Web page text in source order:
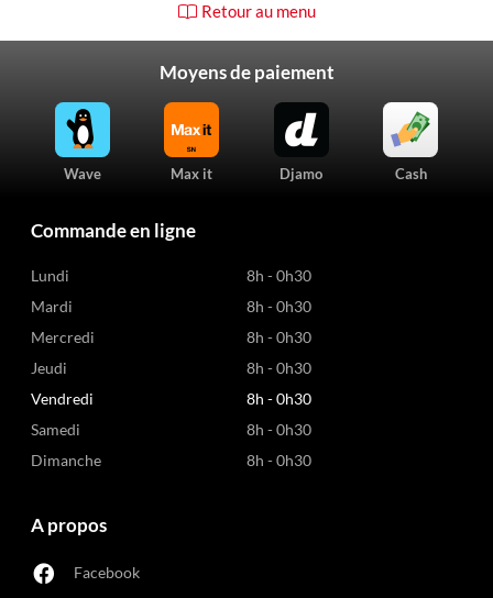
Retour au menu
Moyens de paiement
Wave Max it Djamo Cash
Commande en ligne
Lundi
8h - 0h30
Mardi
8h - 0h30
Mercredi
8h - 0h30
Jeudi
8h - 0h30
Vendredi
8h - 0h30
Samedi
8h - 0h30
Dimanche
8h - 0h30
A propos
Facebook